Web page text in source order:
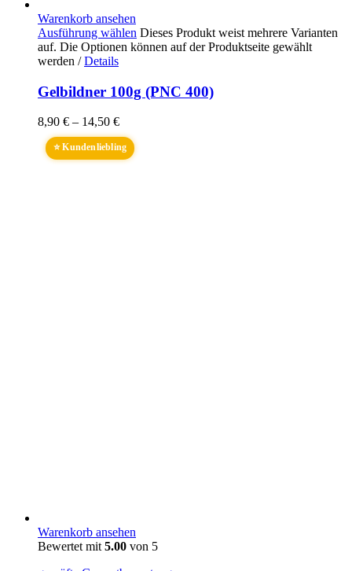
Warenkorb ansehen
Ausführung wählen Dieses Produkt weist mehrere Varianten
auf. Die Optionen können auf der Produktseite gewählt
werden / Details
Gelbildner 100g (PNC 400)
8,90 € – 14,50 €
⭐ Kundenliebling
Warenkorb ansehen
Bewertet mit5.00 von 5